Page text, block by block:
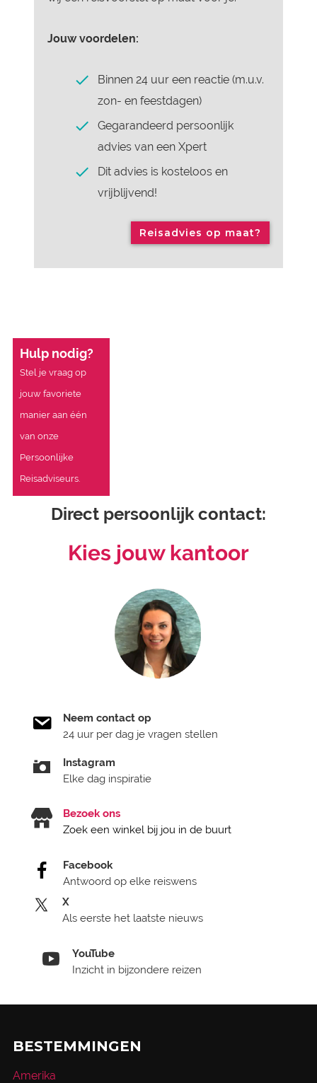
Jouw voordelen:
Binnen 24 uur een reactie (m.u.v.
zon- en feestdagen)
Gegarandeerd persoonlijk
advies van een Xpert
Dit advies is kosteloos en
vrijblijvend!
Reisadvies op maat?
Hulp nodig?
Stel je vraag op
jouw favoriete
manier aan één
van onze
Persoonlijke
Reisadviseurs.
Direct persoonlijk contact:
Kies jouw kantoor
Neem contact op
24 uur per dag je vragen stellen
Instagram
Elke dag inspiratie
Bezoek ons
Zoek een winkel bij jou in de buurt
Facebook
Antwoord op elke reiswens
X
Als eerste het laatste nieuws
YouTube
Inzicht in bijzondere reizen
BESTEMMINGEN
Amerika